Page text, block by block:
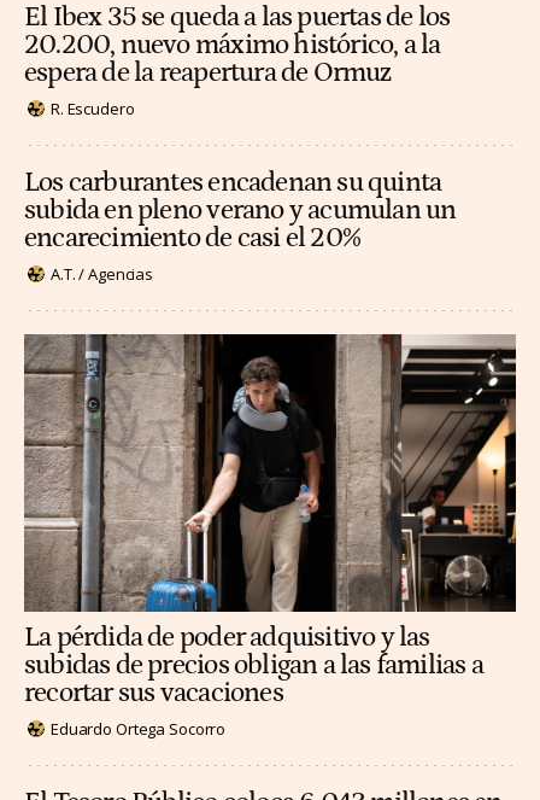
El Ibex 35 se queda a las puertas de los
20.200, nuevo máximo histórico, a la
espera de la reapertura de Ormuz
R. Escudero
Los carburantes encadenan su quinta
subida en pleno verano y acumulan un
encarecimiento de casi el 20%
A.T. / Agencias
La pérdida de poder adquisitivo y las
subidas de precios obligan a las familias a
recortar sus vacaciones
Eduardo Ortega Socorro